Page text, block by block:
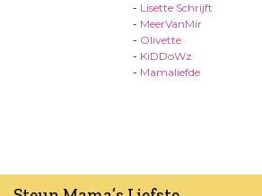
- Lisette Schrijft
- MeerVanMir
- Olivette
- KiDDoWz
- Mamaliefde